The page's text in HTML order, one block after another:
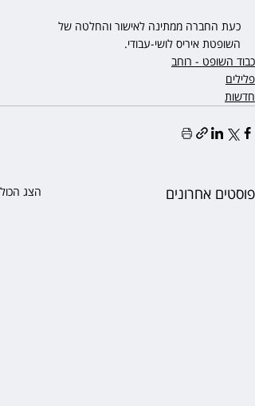
כעת החברה ממתינה לאישור והחלטה של
השופטת איריס לושי-עבודי.
כבוד השופט - רוחב
פלילים
חדשות
פוסטים אחרונים הצג הכול